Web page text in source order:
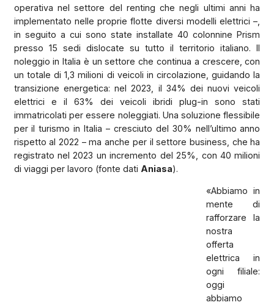
operativa nel settore del renting che negli ultimi anni ha
implementato nelle proprie flotte diversi modelli elettrici –,
in seguito a cui sono state installate 40 colonnine Prism
presso 15 sedi dislocate su tutto il territorio italiano. Il
noleggio in Italia è un settore che continua a crescere, con
un totale di 1,3 milioni di veicoli in circolazione, guidando la
transizione energetica: nel 2023, il 34% dei nuovi veicoli
elettrici e il 63% dei veicoli ibridi plug-in sono stati
immatricolati per essere noleggiati. Una soluzione flessibile
per il turismo in Italia – cresciuto del 30% nell’ultimo anno
rispetto al 2022 – ma anche per il settore business, che ha
registrato nel 2023 un incremento del 25%, con 40 milioni
di viaggi per lavoro (fonte dati Aniasa).
«Abbiamo in
mente di
rafforzare la
nostra
offerta
elettrica in
ogni filiale:
oggi
abbiamo